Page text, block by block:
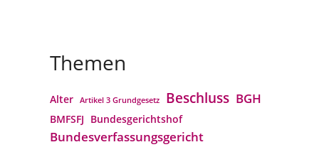
Themen
Alter Artikel 3 Grundgesetz Beschluss BGH
BMFSFJ Bundesgerichtshof
Bundesverfassungs­gericht